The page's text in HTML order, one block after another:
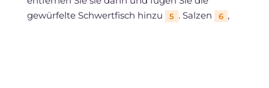
gewürfelte Schwertfisch hinzu
5 . Salzen 6 ,